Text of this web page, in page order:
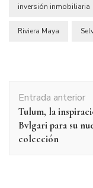
inversión inmobiliaria
Riviera Maya
de
entradas
Entrada anterior
Tulum, la
Bvlgari para su
colección